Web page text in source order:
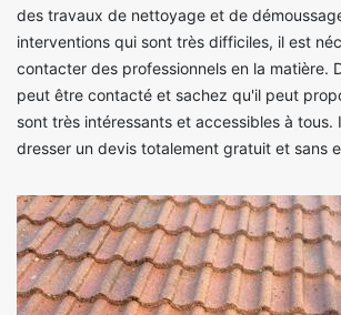
des travaux de nettoyage et de
interventions qui sont très difficiles, il est
contacter des professionnels en la matière.
peut être contacté et sachez qu'il peut
sont très intéressants et accessibles à tous.
dresser un devis totalement gratuit et sans